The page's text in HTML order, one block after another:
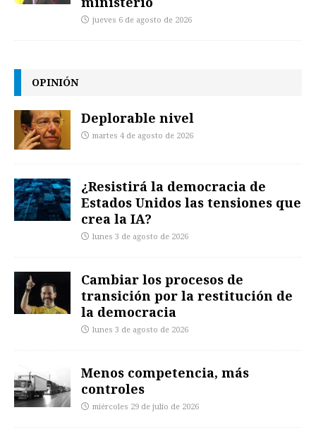
jueves 6 de agosto de 2026
OPINIÓN
Deplorable nivel
martes 4 de agosto de 2026
¿Resistirá la democracia de
Estados Unidos las tensiones que
crea la IA?
lunes 3 de agosto de 2026
Cambiar los procesos de
transición por la restitución de
la democracia
lunes 3 de agosto de 2026
Menos competencia, más
controles
miércoles 29 de julio de 2026